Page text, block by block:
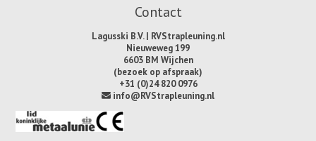
Contact
Lagusski B.V. | RVStrapleuning.nl
Nieuweweg 199
6603 BM Wijchen
(bezoek op afspraak)
+31 (0)24 820 0976
info@RVStrapleuning.nl